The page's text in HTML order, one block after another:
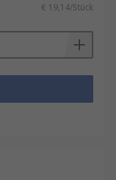
€ 19,14/Stück